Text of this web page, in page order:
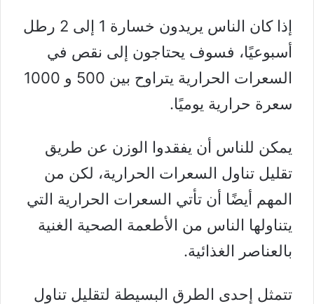
إذا كان الناس يريدون خسارة 1 إلى 2 رطل
أسبوعيًا، فسوف يحتاجون إلى نقص في
السعرات الحرارية يتراوح بين 500 و 1000
سعرة حرارية يوميًا.
يمكن للناس أن يفقدوا الوزن عن طريق
تقليل تناول السعرات الحرارية، لكن من
المهم أيضًا أن تأتي السعرات الحرارية التي
يتناولها الناس من الأطعمة الصحية الغنية
بالعناصر الغذائية.
تتمثل إحدى الطرق البسيطة لتقليل تناول